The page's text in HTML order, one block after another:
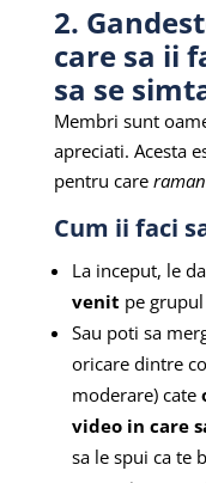
2.
care sa ii
sa se
Membri sunt
apreciati. Acesta
pentru care raman
Cum ii faci
La inceput, le
venit pe
Sau poti sa
oricare dintre
moderare) cate
video in care
sa le spui ca te